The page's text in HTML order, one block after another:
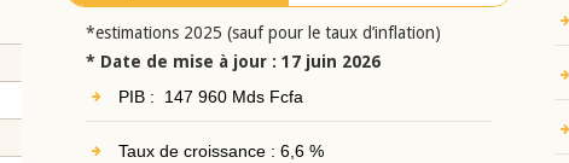
*estimations 2025 (sauf pour le taux d’inflation)
* Date de mise à jour : 17 juin 2026
PIB : 147 960 Mds Fcfa
Taux de croissance : 6,6 %